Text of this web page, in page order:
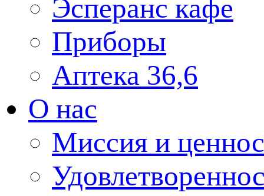
Эсперанс кафе
Приборы
Аптека 36,6
О нас
Миссия и